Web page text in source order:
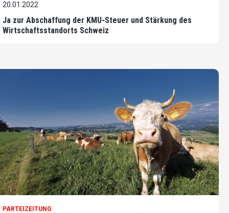
20.01.2022
Ja zur Abschaffung der KMU-Steuer und Stärkung des
Wirtschaftsstandorts Schweiz
PARTEIZEITUNG